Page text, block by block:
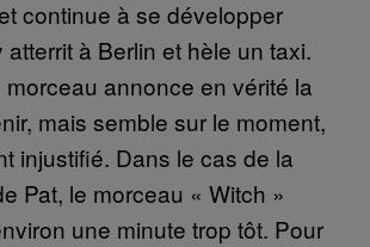
continue à se développer
à Berlin et hèle un taxi.
morceau annonce en vérité la
mais semble sur le moment,
injustifié. Dans le cas de la
Pat, le morceau « Witch »
une minute trop tôt. Pour